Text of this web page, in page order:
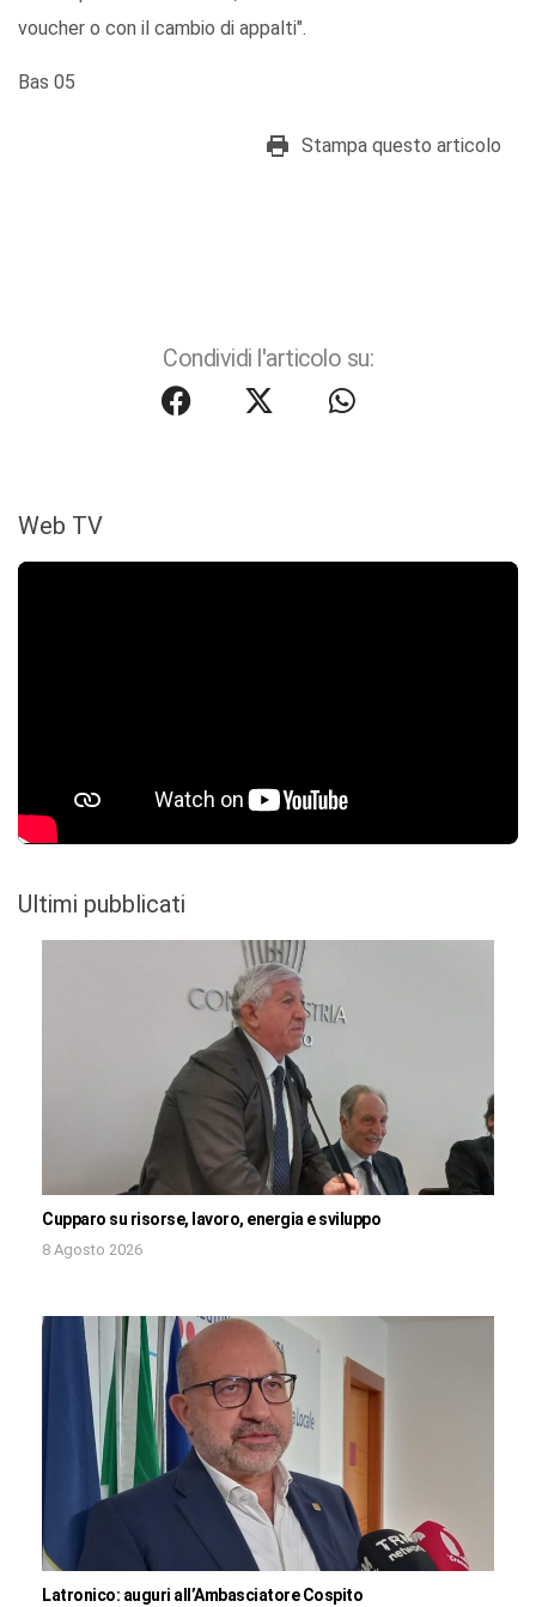
voucher o con il cambio di appalti".
Bas 05
Stampa questo articolo
Condividi l'articolo su:
Web TV
Ultimi pubblicati
Cupparo su risorse, lavoro, energia e sviluppo
8 Agosto 2026
Latronico: auguri all’Ambasciatore Cospito